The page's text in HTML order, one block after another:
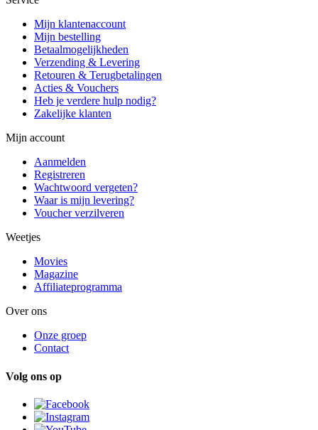
Mijn klantenaccount
Mijn bestelling
Betaalmogelijkheden
Verzending & Levering
Retouren & Terugbetalingen
Acties & Vouchers
Heb je verdere hulp nodig?
Zakelijke klanten
Mijn account
Aanmelden
Registreren
Wachtwoord vergeten?
Waar is mijn levering?
Voucher verzilveren
Weetjes
Movies
Magazine
Affiliateprogramma
Over ons
Onze groep
Contact
Volg ons op